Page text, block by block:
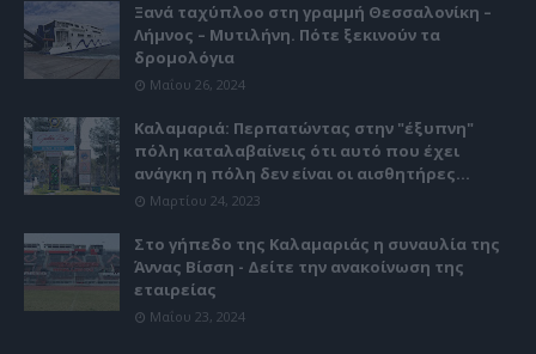
Ξανά ταχύπλοο στη γραμμή Θεσσαλονίκη –
Λήμνος – Μυτιλήνη. Πότε ξεκινούν τα
δρομολόγια
Μαΐου 26, 2024
Καλαμαριά: Περπατώντας στην "έξυπνη"
πόλη καταλαβαίνεις ότι αυτό που έχει
ανάγκη η πόλη δεν είναι οι αισθητήρες...
Μαρτίου 24, 2023
Στο γήπεδο της Καλαμαριάς η συναυλία της
Άννας Βίσση - Δείτε την ανακοίνωση της
εταιρείας
Μαΐου 23, 2024